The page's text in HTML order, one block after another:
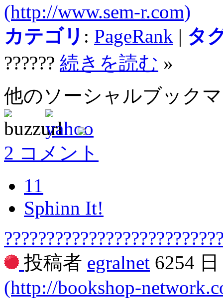
(http://www.sem-r.com)
カテゴリ : PageRank | タ
?????? 続きを読む »
他のソーシャルブック
2 コメント
11
Sphinn It!
投稿者 egralnet 6254
(http://bookshop-